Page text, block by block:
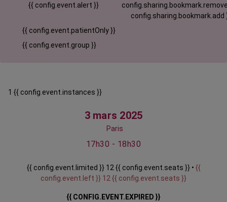
{{ config.event.alert }}
config.sharing.bookmark.add
{{ config.event.patientOnly }}
{{ config.event.group }}
1 {{ config.event.instances }}
3 mars 2025
Paris
17h30 - 18h30
{{ config.event.limited }} 12 {{ config.event.seats }} • {{
config.event.left }} 12 {{ config.event.seats }}
{{ CONFIG.EVENT.EXPIRED }}